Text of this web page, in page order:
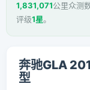
1,831,071公里众测
评级1星。
奔驰GLA
型